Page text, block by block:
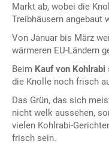
Markt ab, wobei die
Treibhäusern angebaut
Von Januar bis März
wärmeren EU-Ländern
Beim Kauf von Kohlrabi
die Knolle noch frisch
Das Grün, das sich
nicht welk aussehen,
vielen Kohlrabi-
frisch sein.